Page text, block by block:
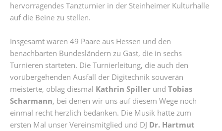
hervorragendes Tanzturnier in der Steinheimer Kulturhalle
auf die Beine zu stellen.
Insgesamt waren 49 Paare aus Hessen und den
benachbarten Bundesländern zu Gast, die in sechs
Turnieren starteten. Die Turnierleitung, die auch den
vorübergehenden Ausfall der Digitechnik souverän
meisterte, oblag diesmal Kathrin Spiller und Tobias
Scharmann, bei denen wir uns auf diesem Wege noch
einmal recht herzlich bedanken. Die Musik hatte zum
ersten Mal unser Vereinsmitglied und DJ Dr. Hartmut